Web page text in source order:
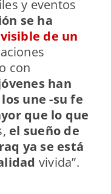
y eventos
se ha
de un
con
han
une -su fe
que lo que
el sueño de
ya se está
vivida”.